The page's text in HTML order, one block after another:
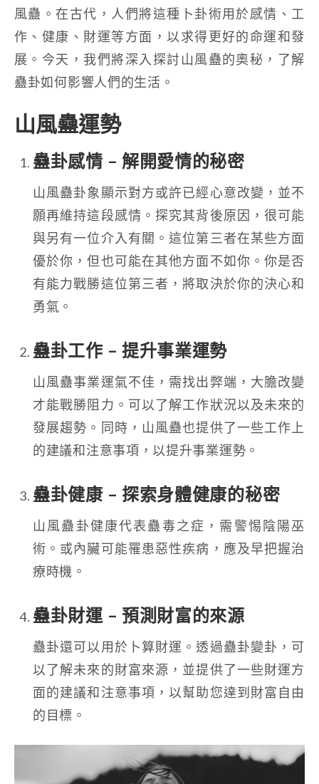
風蠱。在古代，人們將這種卜卦術用於感情、工
作、健康、財運等方面，以求得更好的命運和發
展。今天，我們將深入探討山風蠱的奧秘，了解
蠱卦如何影響人們的生活。
山風蠱運勢
蠱卦感情 – 解開愛情的秘密
山風蠱卦象顯示對方或許已經心意改變，並不
願再維持這段感情。探究其背後原因，很可能
與另有一位介入有關。這位第三者在某些方面
優於你，但也可能在其他方面不如你。你是否
有能力戰勝這位第三者，將取決於你的決心和
勇氣。
蠱卦工作 – 提升事業運勢
山風蠱事業運氣不佳，需找出弊端，大膽改變
才能戰勝阻力。可以了解工作狀況以及未來的
發展趨勢。同時，山風蠱也提供了一些工作上
的建議和注意事項，以提升事業運勢。
蠱卦健康 – 探索身體健康的秘密
山風蠱卦健康代表蠱毒之症，需警惕陰陽巫
術。或內臟可能罹患惡性疾病，應及早把握治
療時機。
蠱卦財運 – 預測財富的來源
蠱卦還可以用於卜算財運。透過蠱卦變卦，可
以了解未來的財富來源，並提供了一些財運方
面的建議和注意事項，以幫助您達到財富自由
的目標。